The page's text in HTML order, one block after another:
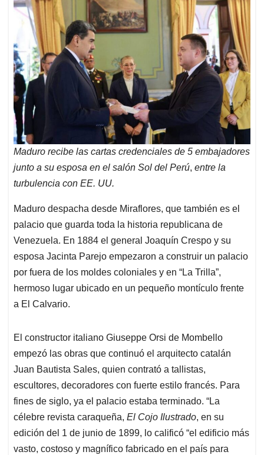
Maduro recibe las cartas credenciales de 5 embajadores
junto a su esposa en el salón Sol del Perú, entre la
turbulencia con EE. UU.
Maduro despacha desde Miraflores, que también es el
palacio que guarda toda la historia republicana de
Venezuela. En 1884 el general Joaquín Crespo y su
esposa Jacinta Parejo empezaron a construir un palacio
por fuera de los moldes coloniales y en “La Trilla”,
hermoso lugar ubicado en un pequeño montículo frente
a El Calvario.
El constructor italiano Giuseppe Orsi de Mombello
empezó las obras que continuó el arquitecto catalán
Juan Bautista Sales, quien contrató a tallistas,
escultores, decoradores con fuerte estilo francés. Para
fines de siglo, ya el palacio estaba terminado. “La
célebre revista caraqueña, El Cojo Ilustrado, en su
edición del 1 de junio de 1899, lo calificó “el edificio más
vasto, costoso y magnífico fabricado en el país para